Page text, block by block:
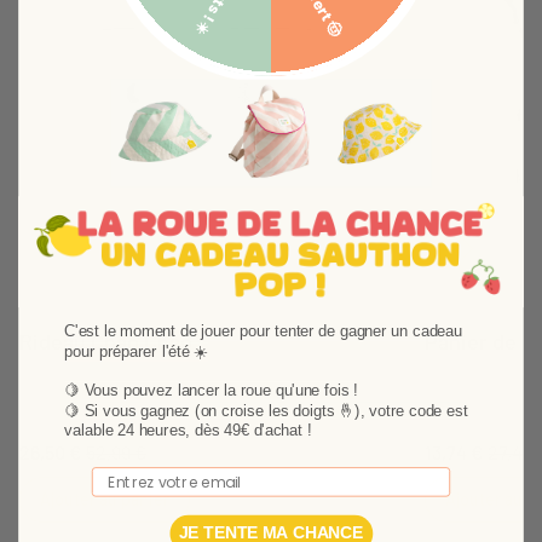
Rideau Chao Chao
Le rideau Chao Chao est décoré de lunes et
d'étoiles, il voilera délicatement la lumière grâce à
son tissu en voilage.
Ajouter au panier
Panier de
rangement ou
Ajouter au
Suivant
C'est le moment de jouer pour tenter de gagner un cadeau
pour préparer l'été ☀️
🍋 Vous pouvez lancer la roue qu'une fois !
🍋 Si vous gagnez (on croise les doigts 🤞), votre code est
valable 24 heures, dès 49€ d'achat !
Email
JE TENTE MA CHANCE